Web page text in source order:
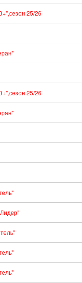
25/26
25/26